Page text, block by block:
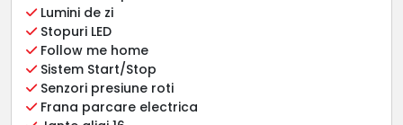
Lumini de zi
Stopuri LED
Follow me home
Sistem Start/Stop
Senzori presiune roti
Frana parcare electrica